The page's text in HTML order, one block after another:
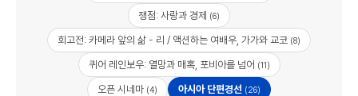
쟁점: 사랑과 경제 (6)
회고전: 카메라 앞의 삶 - 리 / 액션하는 여배우, 가가와 교코 (8)
퀴어 레인보우: 열망과 매혹, 포비아를 넘어 (11)
오픈 시네마 (4) 아시아 단편경선 (26)